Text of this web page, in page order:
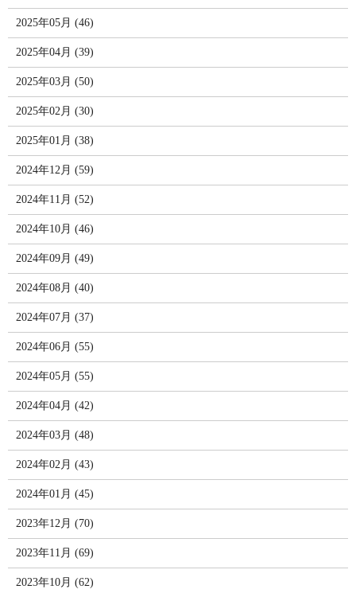
2025年05月 (46)
2025年04月 (39)
2025年03月 (50)
2025年02月 (30)
2025年01月 (38)
2024年12月 (59)
2024年11月 (52)
2024年10月 (46)
2024年09月 (49)
2024年08月 (40)
2024年07月 (37)
2024年06月 (55)
2024年05月 (55)
2024年04月 (42)
2024年03月 (48)
2024年02月 (43)
2024年01月 (45)
2023年12月 (70)
2023年11月 (69)
2023年10月 (62)